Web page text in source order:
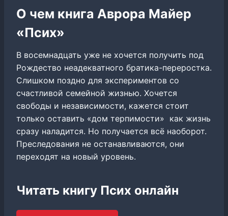
О чем книга Аврора Майер
«Псих»
В восемнадцать уже не хочется получить под
Рождество неадекватного братика-переростка.
Слишком поздно для экспериментов со
счастливой семейной жизнью. Хочется
свободы и независимости, кажется стоит
только оставить «дом терпимости» как жизнь
сразу наладится. Но получается всё наоборот.
Преследования не останавливаются, они
переходят на новый уровень.
Читать книгу Псих онлайн